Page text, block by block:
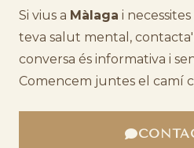
Si vius a Màlaga i
teva salut mental,
conversa és informativa i
Comencem juntes el camí